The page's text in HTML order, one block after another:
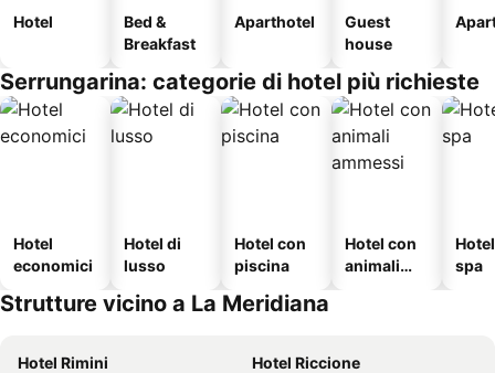
Hotel
Bed &
Breakfast
Aparthotel
Guest
house
Serrungarina: categorie di hotel più richieste
Hotel
economici
Hotel di
lusso
Hotel con
piscina
Hotel con
animali
spa
Strutture vicino a La Meridiana
Hotel Rimini
Hotel Riccione